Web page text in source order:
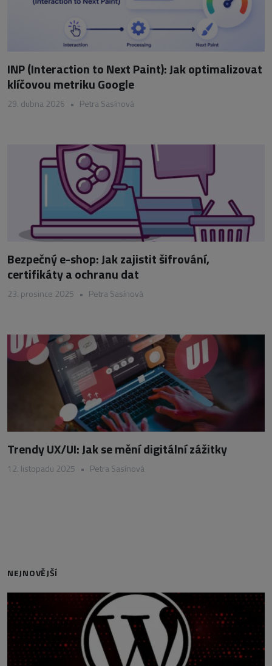
INP (Interaction to Next Paint): Jak optimalizovat
klíčovou metriku Google
29. dubna 2026 • Petra Sasínová
Bezpečný e-shop: Jak zajistit šifrování,
certifikáty a ochranu dat
23. prosince 2025 • Petra Sasínová
Trendy UX/UI: Jak se mění digitální zážitky
12. listopadu 2025 • Petra Sasínová
NEJNOVĚJŠÍ